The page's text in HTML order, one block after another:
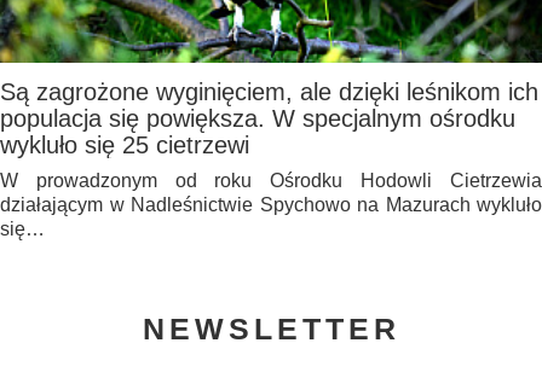
Są zagrożone wyginięciem, ale dzięki leśnikom ich
populacja się powiększa. W specjalnym ośrodku
wykluło się 25 cietrzewi
W prowadzonym od roku Ośrodku Hodowli Cietrzewia
działającym w Nadleśnictwie Spychowo na Mazurach wykluło
się…
NEWSLETTER